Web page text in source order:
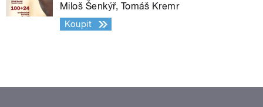
Miloš Šenkýř, Tomáš Kremr
Koupit